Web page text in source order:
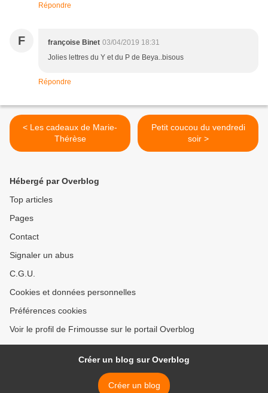
Répondre
F françoise Binet 03/04/2019 18:31
Jolies lettres du Y et du P de Beya..bisous
Répondre
< Les cadeaux de Marie-
Thérèse
Petit coucou du vendredi
soir >
Hébergé par Overblog
Top articles
Pages
Contact
Signaler un abus
C.G.U.
Cookies et données personnelles
Préférences cookies
Voir le profil de Frimousse sur le portail Overblog
Créer un blog sur Overblog
Créer un blog